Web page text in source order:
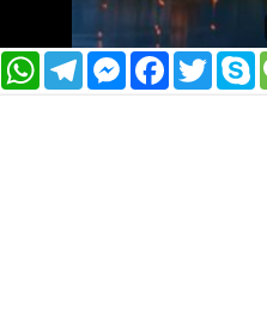
CondividiWhatsAppTelegramMessenger
Facebook